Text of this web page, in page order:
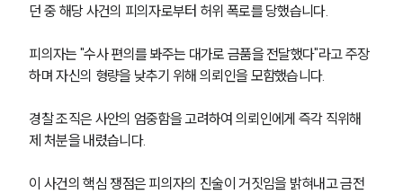
던 중 해당 사건의 피의자로부터 허위 폭로를 당했습니다.
피의자는 "수사 편의를 봐주는 대가로 금품을 전달했다"라고 주장
하며 자신의 형량을 낮추기 위해 의뢰인을 모함했습니다.
경찰 조직은 사안의 엄중함을 고려하여 의뢰인에게 즉각 직위해
제 처분을 내렸습니다.
이 사건의 핵심 쟁점은 피의자의 진술이 거짓임을 밝혀내고 금전